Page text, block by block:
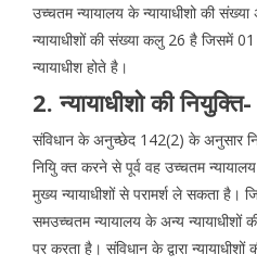
उच्चतम न्यायालय के न्यायाधीशो की संख्या
न्यायाधीशों की संख्या कलु 26 है जिसमें
न्यायाधीश होते है।
2. न्यायाधीशो की नियुक्ति-
संविधान के अनुच्छेद 142(2) के अनुसार
नियुि क्त करने से पूर्व वह उच्चतम
मुख्य न्यायाधीशों से परामर्श ले सकता है।
समउच्चतम न्यायालय के अन्य न्यायाधीशों
पर करता है। संविधान के द्वारा न्यायाधीशों